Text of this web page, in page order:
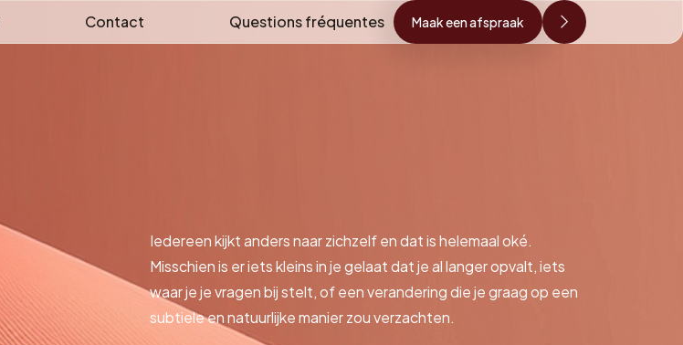
Contact Questions fréquentes Maak een afspraak
Iedereen kijkt anders naar zichzelf en dat is helemaal oké.
Misschien is er iets kleins in je gelaat dat je al langer opvalt, iets
waar je je vragen bij stelt, of een verandering die je graag op een
subtiele en natuurlijke manier zou verzachten.